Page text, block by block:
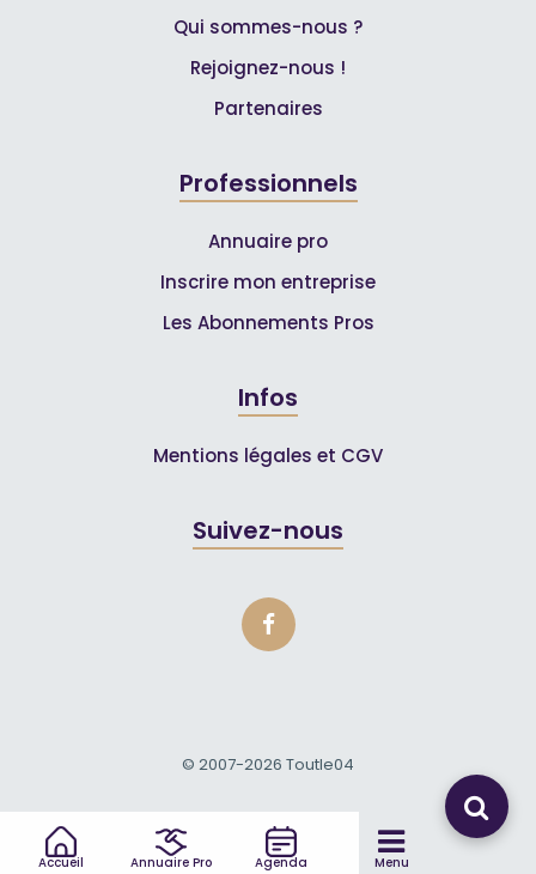
Accueil Annuaire Pro Agenda Menu
Qui sommes-nous ?
Rejoignez-nous !
Partenaires
Professionnels
Annuaire pro
Inscrire mon entreprise
Les Abonnements Pros
Infos
Mentions légales et CGV
Suivez-nous
© 2007-2026 Toutle04